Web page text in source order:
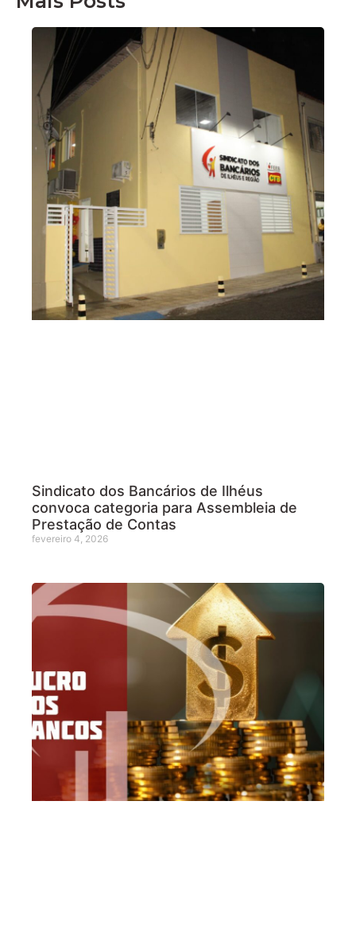
Sindicato dos Bancários de Ilhéus
convoca categoria para Assembleia de
Prestação de Contas
fevereiro 4, 2026